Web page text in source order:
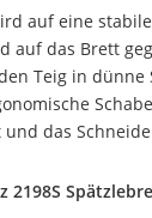
auf eine
auf das Brett
Teig in dünne
das
2198S